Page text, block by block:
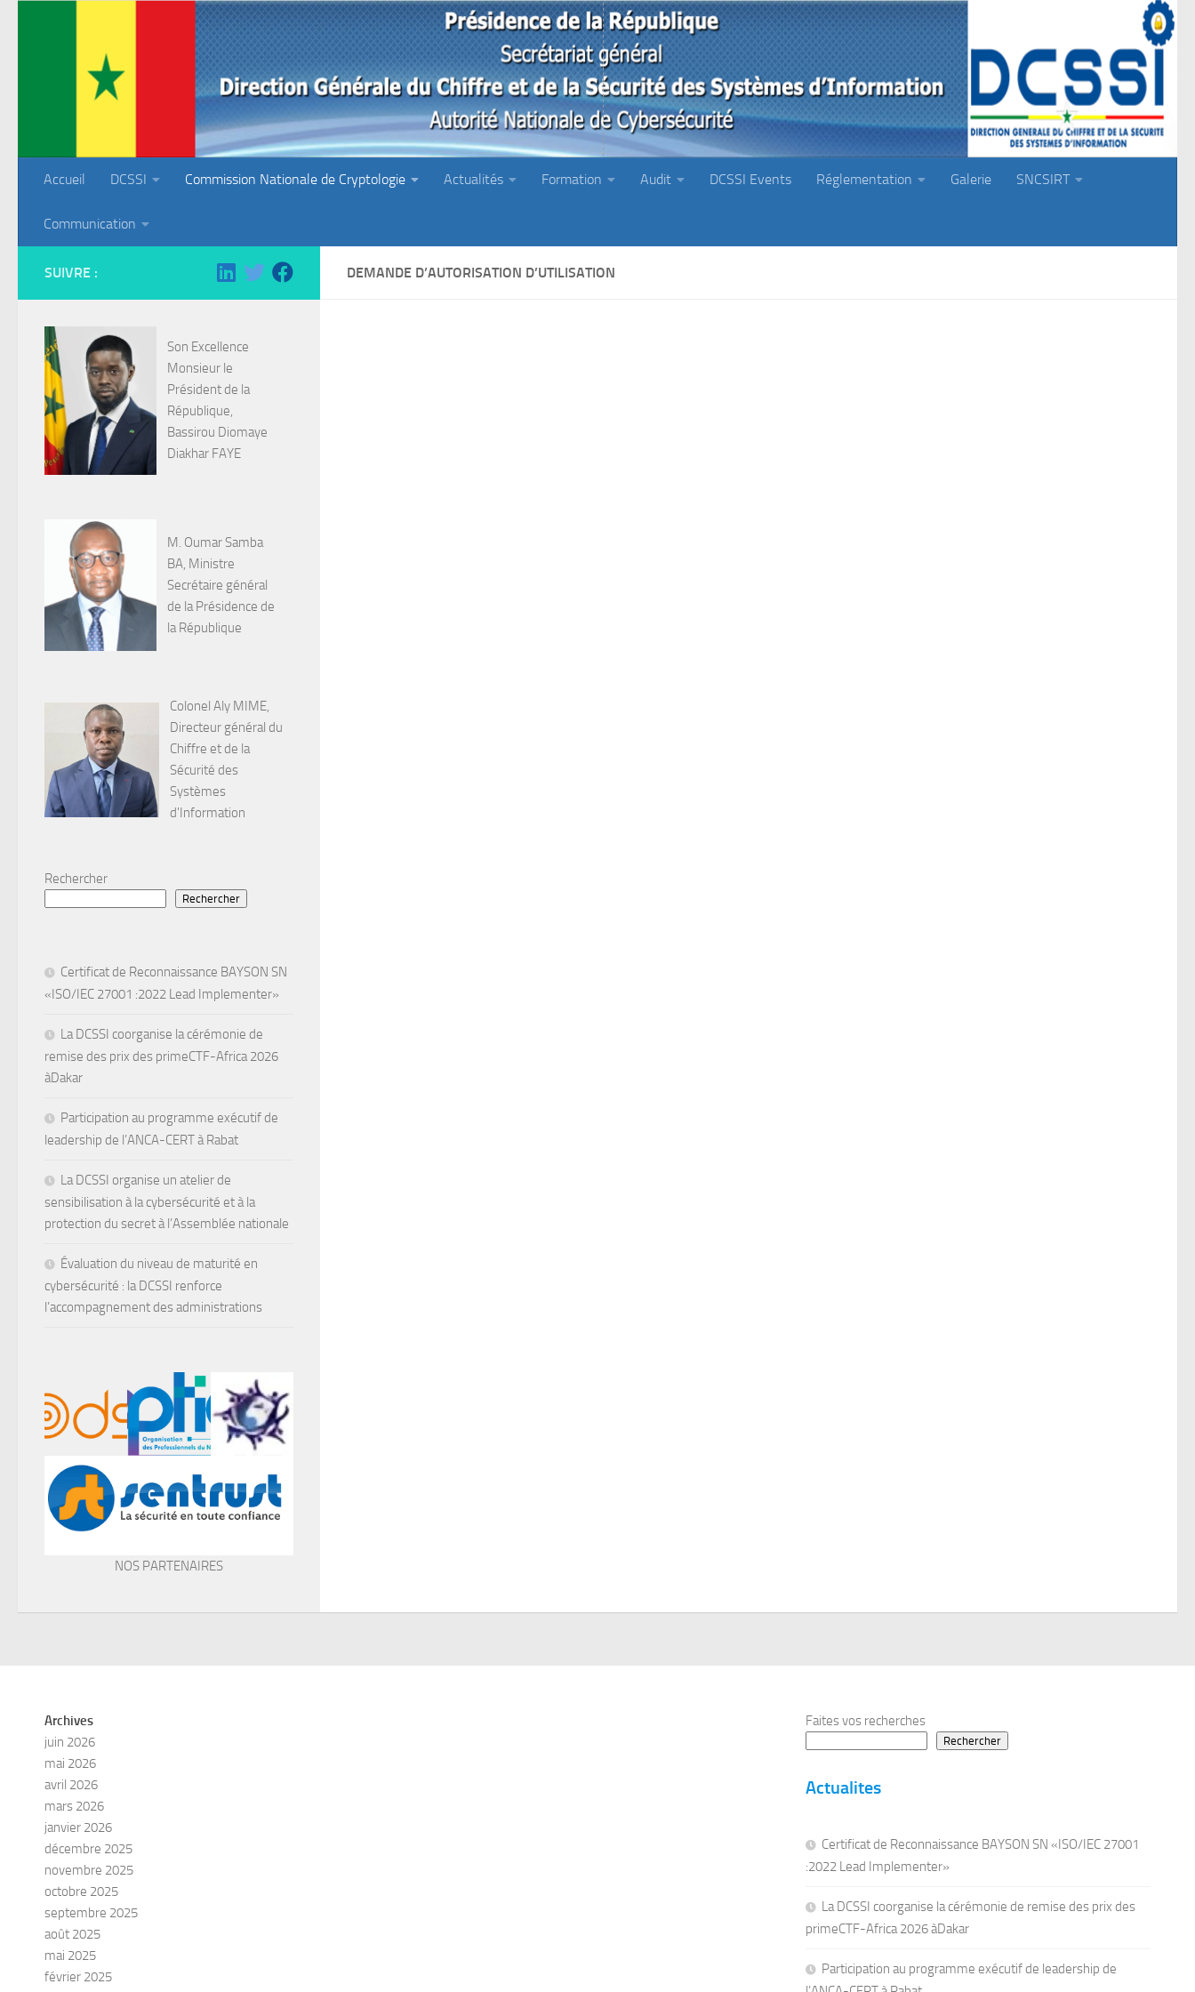
Accueil DCSSI Commission Nationale de Cryptologie Actualités Formation Audit DCSSI Events Réglementation Galerie SNCSIRT
Communication
DEMANDE D’AUTORISATION D’UTILISATION
SUIVRE :
Son Excellence
Monsieur le
Président de la
République,
Bassirou Diomaye
Diakhar FAYE
M. Oumar Samba
BA, Ministre
Secrétaire général
de la Présidence de
la République
Colonel Aly MIME,
Directeur général du
Chiffre et de la
Sécurité des
Systèmes
d'Information
Rechercher
Rechercher
Certificat de Reconnaissance BAYSON SN
«ISO/IEC 27001 :2022 Lead Implementer»
La DCSSI coorganise la cérémonie de
remise des prix des primeCTF-Africa 2026
àDakar
Participation au programme exécutif de
leadership de l’ANCA-CERT à Rabat
La DCSSI organise un atelier de
sensibilisation à la cybersécurité et à la
protection du secret à l’Assemblée nationale
Évaluation du niveau de maturité en
cybersécurité : la DCSSI renforce
l’accompagnement des administrations
NOS PARTENAIRES
Archives
juin 2026
mai 2026
avril 2026
mars 2026
janvier 2026
décembre 2025
novembre 2025
octobre 2025
septembre 2025
août 2025
mai 2025
février 2025
Faites vos recherches
Rechercher
Actualites
Certificat de Reconnaissance BAYSON SN «ISO/IEC 27001
:2022 Lead Implementer»
La DCSSI coorganise la cérémonie de remise des prix des
primeCTF-Africa 2026 àDakar
Participation au programme exécutif de leadership de